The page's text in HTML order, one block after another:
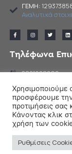
ΓΕΜΗ:
Αναλυτικά
Τηλέφωνα
2821028292
2821050105
Χρησιμοποιούμε
προσφέρουμε την
προτιμήσεις
Κάνοντας κλικ
χρήση των
Ρυθμίσεις